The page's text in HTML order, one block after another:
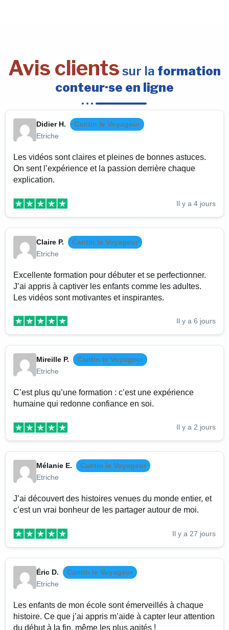
Avis clients sur la formation
conteur·se en ligne
Didier H.
Cantin le Voyageur
Etriche
Les vidéos sont claires et pleines de bonnes astuces.
On sent l’expérience et la passion derrière chaque
explication.
Il y a 4 jours
Claire P.
Cantin le Voyageur
Etriche
Excellente formation pour débuter et se perfectionner.
J’ai appris à captiver les enfants comme les adultes.
Les vidéos sont motivantes et inspirantes.
Il y a 6 jours
Mireille P.
Cantin le Voyageur
Etriche
C’est plus qu’une formation : c’est une expérience
humaine qui redonne confiance en soi.
Il y a 2 jours
Mélanie E.
Cantin le Voyageur
Etriche
J’ai découvert des histoires venues du monde entier, et
c’est un vrai bonheur de les partager autour de moi.
Il y a 27 jours
Éric D.
Cantin le Voyageur
Etriche
Les enfants de mon école sont émerveillés à chaque
histoire. Ce que j’ai appris m’aide à capter leur attention
du début à la fin, même les plus agités !